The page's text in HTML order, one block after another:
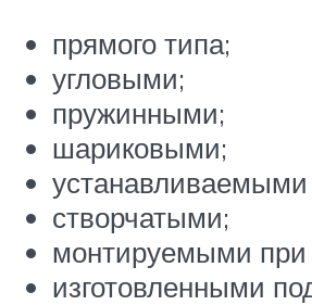
прямого типа;
угловыми;
пружинными;
шариковыми;
створчатыми;
монтируемыми
изготовленными